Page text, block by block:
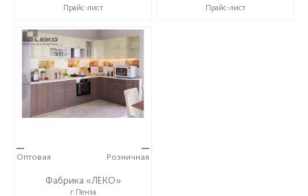
Прайс-лист Прайс-лист
—
Оптовая
—
Розничная
Фабрика «ЛЕКО»
г.Пенза